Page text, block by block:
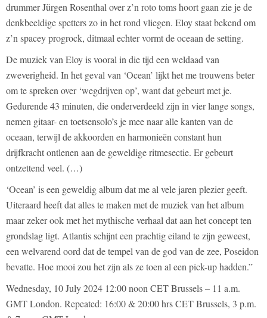
drummer Jürgen Rosenthal over z’n roto toms hoort gaan zie je de
denkbeeldige spetters zo in het rond vliegen. Eloy staat bekend om
z’n spacey progrock, ditmaal echter vormt de oceaan de setting.
De muziek van Eloy is vooral in die tijd een weldaad van
zweverigheid. In het geval van ‘Ocean’ lijkt het me trouwens beter
om te spreken over ‘wegdrijven op’, want dat gebeurt met je.
Gedurende 43 minuten, die onderverdeeld zijn in vier lange songs,
nemen gitaar- en toetsensolo’s je mee naar alle kanten van de
oceaan, terwijl de akkoorden en harmonieën constant hun
drijfkracht ontlenen aan de geweldige ritmesectie. Er gebeurt
ontzettend veel. (…)
‘Ocean’ is een geweldig album dat me al vele jaren plezier geeft.
Uiteraard heeft dat alles te maken met de muziek van het album
maar zeker ook met het mythische verhaal dat aan het concept ten
grondslag ligt. Atlantis schijnt een prachtig eiland te zijn geweest,
een welvarend oord dat de tempel van de god van de zee, Poseidon
bevatte. Hoe mooi zou het zijn als ze toen al een pick-up hadden.”
Wednesday, 10 July 2024 12:00 noon CET Brussels – 11 a.m.
GMT London. Repeated: 16:00 & 20:00 hrs CET Brussels, 3 p.m.